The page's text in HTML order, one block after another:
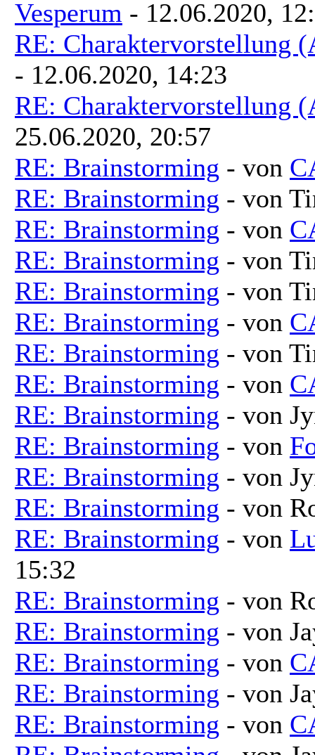
Vesperum - 12.06.2020,
RE: Charaktervorstellung
- 12.06.2020, 14:23
RE: Charaktervorstellung
25.06.2020, 20:57
RE: Brainstorming - von
RE: Brainstorming - von
RE: Brainstorming - von
RE: Brainstorming - von
RE: Brainstorming - von
RE: Brainstorming - von
RE: Brainstorming - von
RE: Brainstorming - von
RE: Brainstorming - von
RE: Brainstorming - von
RE: Brainstorming - von
RE: Brainstorming - von
RE: Brainstorming - von
15:32
RE: Brainstorming - von
RE: Brainstorming - von
RE: Brainstorming - von
RE: Brainstorming - von
RE: Brainstorming - von